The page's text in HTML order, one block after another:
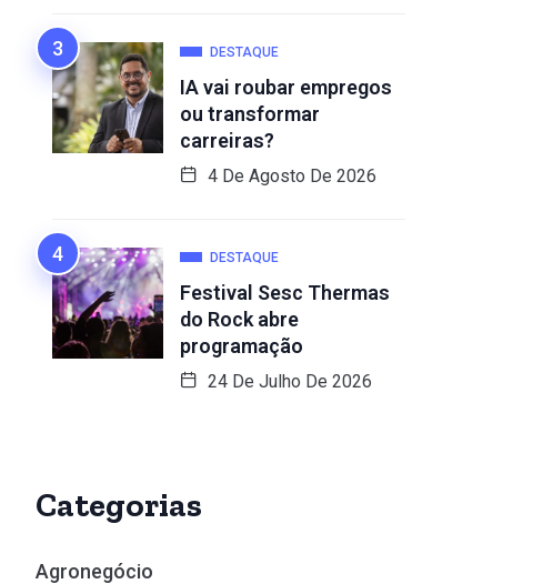
DESTAQUE
IA vai roubar empregos
ou transformar
carreiras?
4 De Agosto De 2026
DESTAQUE
Festival Sesc Thermas
do Rock abre
programação
24 De Julho De 2026
Categorias
Agronegócio